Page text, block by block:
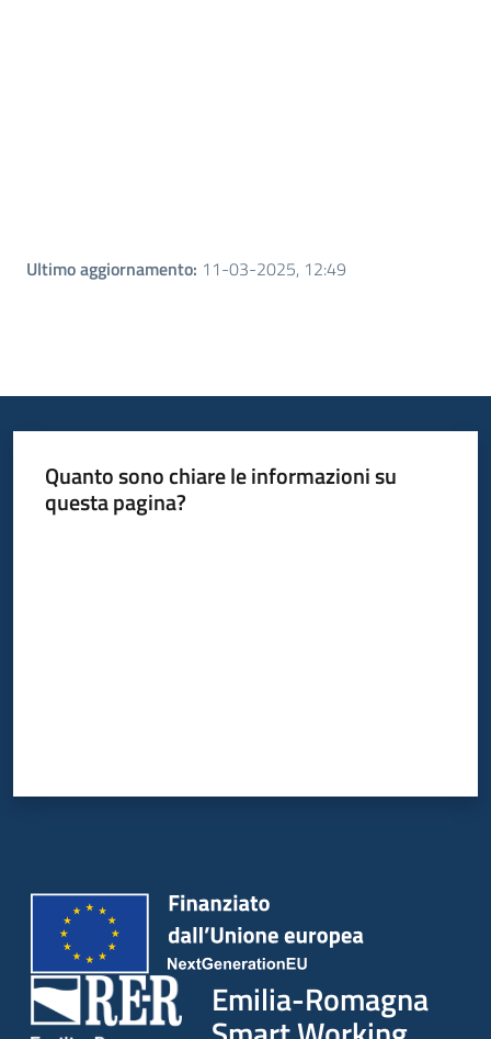
Ultimo aggiornamento: 11-03-2025, 12:49
Quanto sono chiare le informazioni su
questa pagina?
Emilia-Romagna